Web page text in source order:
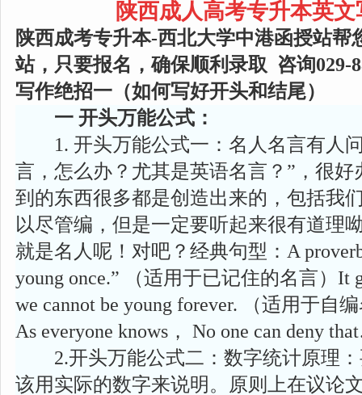
陕西成人高考专升本英
陕西成考专升本-西北大学中港函授站帮
站，只要报名，确保顺利录取 咨询029-
写作绝招一（如何写好开头和结尾）
一 开头万能公式：
1. 开头万能公式一：名人名言有人问
言，怎么办？尤其是英语名言？”，很
到的东西很多都是创造出来的，包括我
以尽管编，但是一定要听起来很有道理
就是名人呢！对吧？经典句型：A
young once.” （适用于已记住的名言）It
we cannot be young forever. （适用于自
As everyone knows， No one can deny
2.开头万能公式二：数字统计原理：
该用实际的数字来说明。原则上在议论